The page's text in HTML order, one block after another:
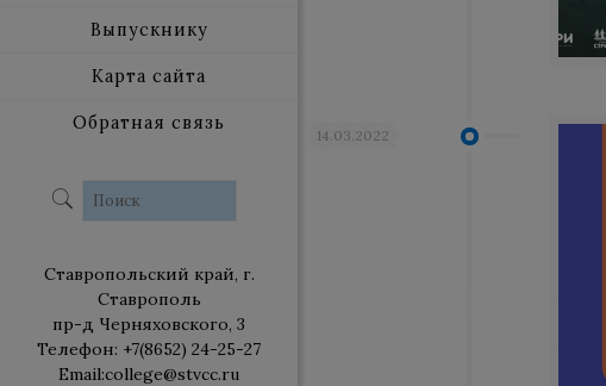
Выпускнику
Карта сайта
Обратная связь
Ставропольский край, г.
Ставрополь
пр-д Черняховского, 3
Телефон: +7(8652) 24-25-27
Email:college@stvcc.ru
14.03.2022